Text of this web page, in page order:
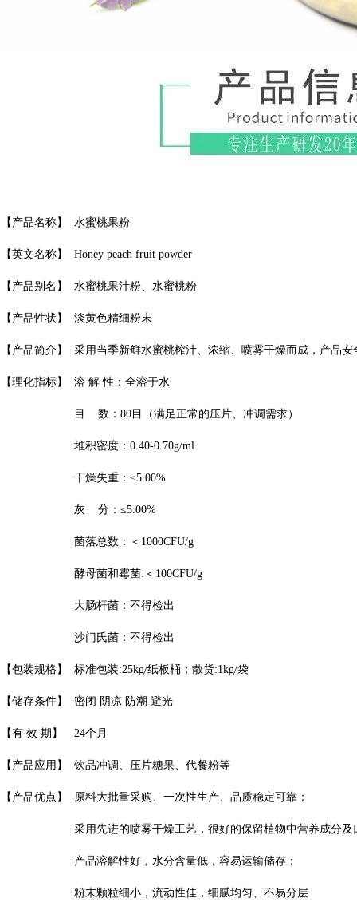
【产品名称】 水蜜桃果粉
【英文名称】 Honey peach fruit powder
【产品别名】 水蜜桃果汁粉、 水蜜桃粉
【产品性状】 淡黄色精细粉末
【产品简介】 采用当季新鲜水蜜桃榨汁、浓缩、喷雾干燥而成，产品安
【理化指标】 溶 解 性：全溶于水
目 数：80目（满足正常的压片、冲调需求）
堆积密度：0.40-0.70g/ml
干燥失重：≤5.00%
灰 分：≤5.00%
菌落总数：＜1000CFU/g
酵母菌和霉菌:＜100CFU/g
大肠杆菌：不得检出
沙门氏菌：不得检出
【包装规格】 标准包装:25kg/纸板桶；散货:1kg/袋
【储存条件】 密闭 阴凉 防潮 避光
【有 效 期】 24个月
【产品应用】 饮品冲调、压片糖果、代餐粉等
【产品优点】 原料大批量采购、一次性生产、品质稳定可靠；
采用先进的喷雾干燥工艺，很好的保留植物中营养成分及
产品溶解性好，水分含量低，容易运输储存；
粉末颗粒细小，流动性佳，细腻均匀、不易分层